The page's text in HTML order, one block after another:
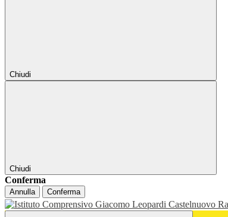
Chiudi
Chiudi
Conferma
Annulla Conferma